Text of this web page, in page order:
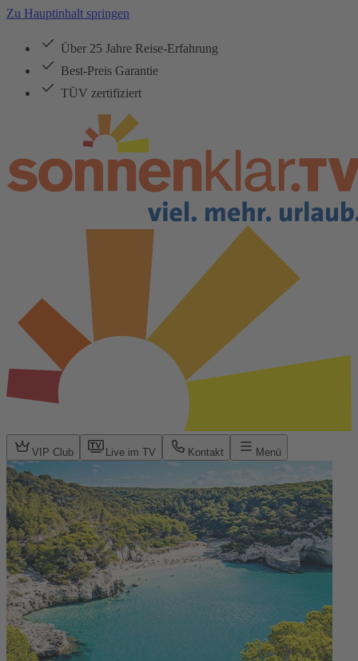
Zu Hauptinhalt springen
Über 25 Jahre Reise-Erfahrung
Best-Preis Garantie
TÜV zertifiziert
VIP Club Live im TV Kontakt Menü